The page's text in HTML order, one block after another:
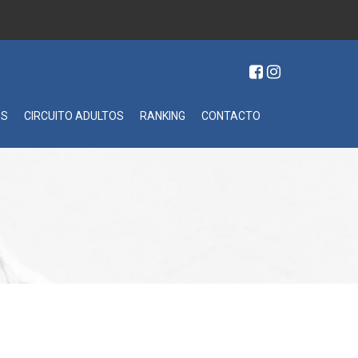
CIRCUITO ADULTOS RANKING CONTACTO